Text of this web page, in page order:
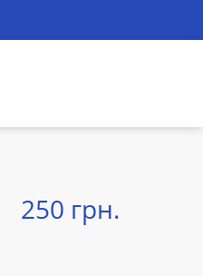
250 грн.